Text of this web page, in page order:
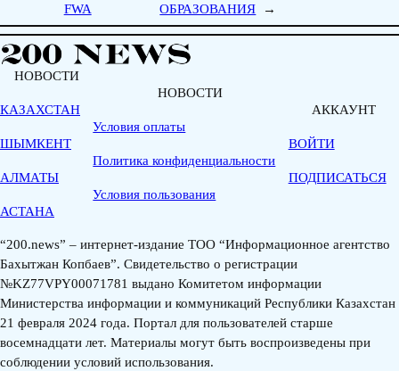
FWA
ОБРАЗОВАНИЯ
→
НОВОСТИ
КАЗАХСТАН
ШЫМКЕНТ
АЛМАТЫ
АСТАНА
НОВОСТИ
Условия оплаты
Политика конфиденциальности
Условия пользования
АККАУНТ
ВОЙТИ
ПОДПИСАТЬСЯ
“200.news” – интернет-издание ТОО “Информационное агентство
Бахытжан Копбаев”. Свидетельство о регистрации
№KZ77VPY00071781 выдано Комитетом информации
Министерства информации и коммуникаций Республики Казахстан
21 февраля 2024 года. Портал для пользователей старше
восемнадцати лет. Материалы могут быть воспроизведены при
соблюдении условий использования.